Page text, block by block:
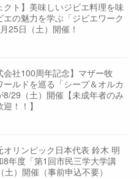
クト】美味しいジビエ料理を味
エの魅力を学ぶ「ジビエワーク
25日（土）開催！
会社100周年記念】マザー牧
ールドを巡る「シープ＆オルカ
8/29（土）開催【未成年者のみ
！！】
オリンピック日本代表 鈴木 明
8年度「第1回市民三学大学講
）開催（事前申込不要）